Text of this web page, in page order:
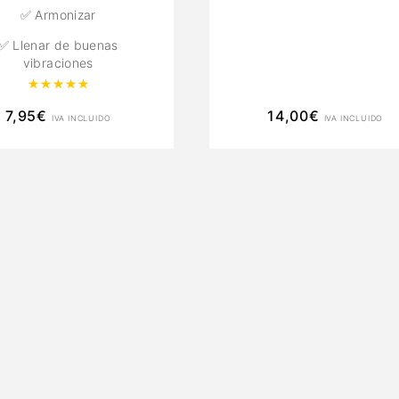
✅ Armonizar
Llenar de buenas
vibraciones
Valorado con
7,95€ IVA INCLUIDO 14,00€ IVA INCLUIDO